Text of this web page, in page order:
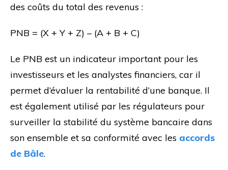
des coûts du total des revenus :
PNB = (X + Y + Z) – (A + B + C)
Le PNB est un indicateur important pour les
investisseurs et les analystes financiers, car il
permet d’évaluer la rentabilité d’une banque. Il
est également utilisé par les régulateurs pour
surveiller la stabilité du système bancaire dans
son ensemble et sa conformité avec les accords
de Bâle.